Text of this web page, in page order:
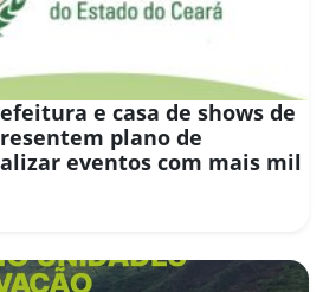
e casa de shows de
plano de
eventos com mais mil